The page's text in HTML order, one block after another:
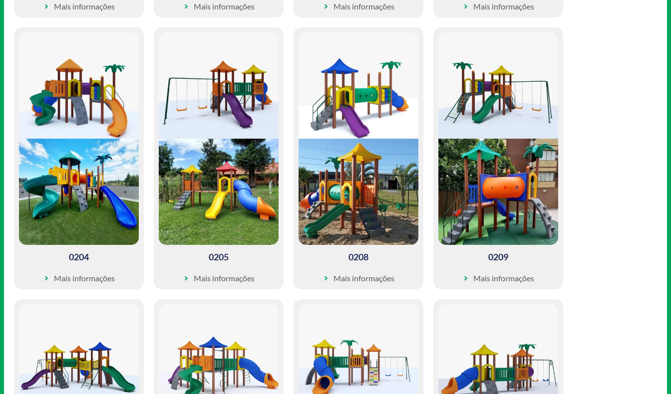
Mais informações Mais informações Mais informações Mais informações
0204
Mais informações
0205
Mais informações
0208
Mais informações
0209
Mais informações